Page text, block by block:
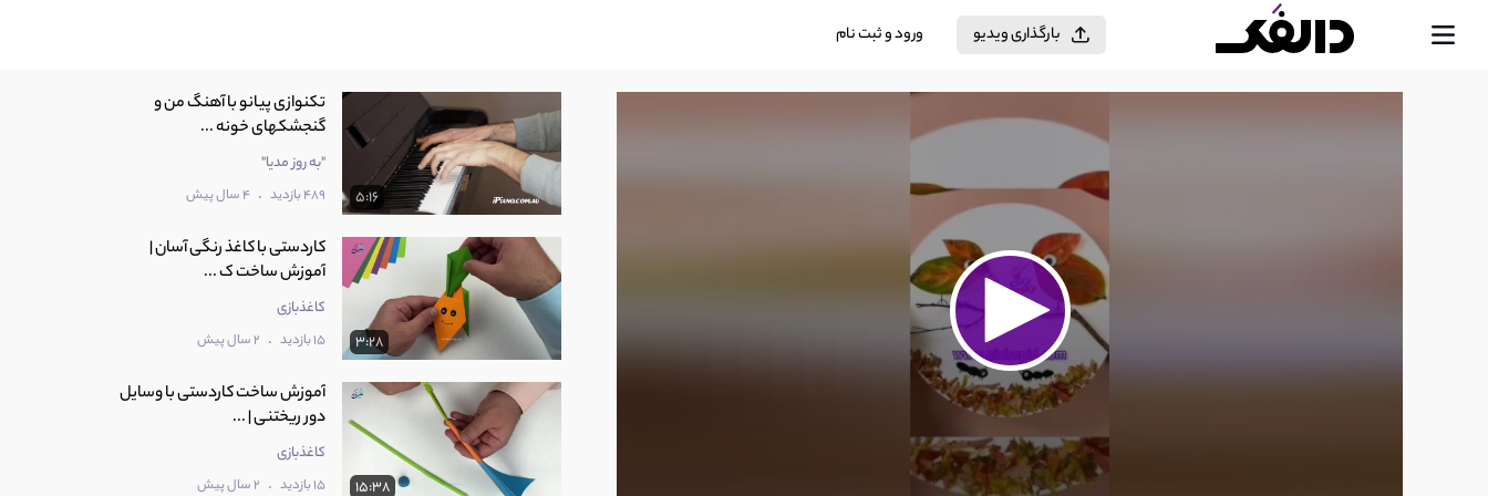
بارگذاری ویدیو ورود و ثبت نام
5:16
تکنوازی پیانو با آهنگ من و
گنجشکهای خونه ...
"به روز مدیا"
489 بازدید . 4 سال پیش
3:28
کاردستی با کاغذ رنگی آسان |
آموزش ساخت ک ...
کاغذبازی
15 بازدید . 2 سال پیش
15:38
آموزش ساخت کاردستی با وسایل
دور ریختنی | ...
کاغذبازی
15 بازدید . 2 سال پیش